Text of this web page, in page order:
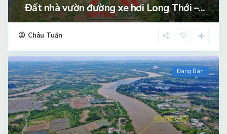
Đất nhà vườn đường xe hơi Long Thới –...
Châu Tuấn
Đang Bán